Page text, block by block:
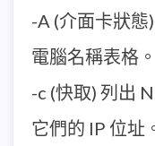
-A (介面卡狀態
電腦名稱表格。
-c (快取) 列出
它們的 IP 位址